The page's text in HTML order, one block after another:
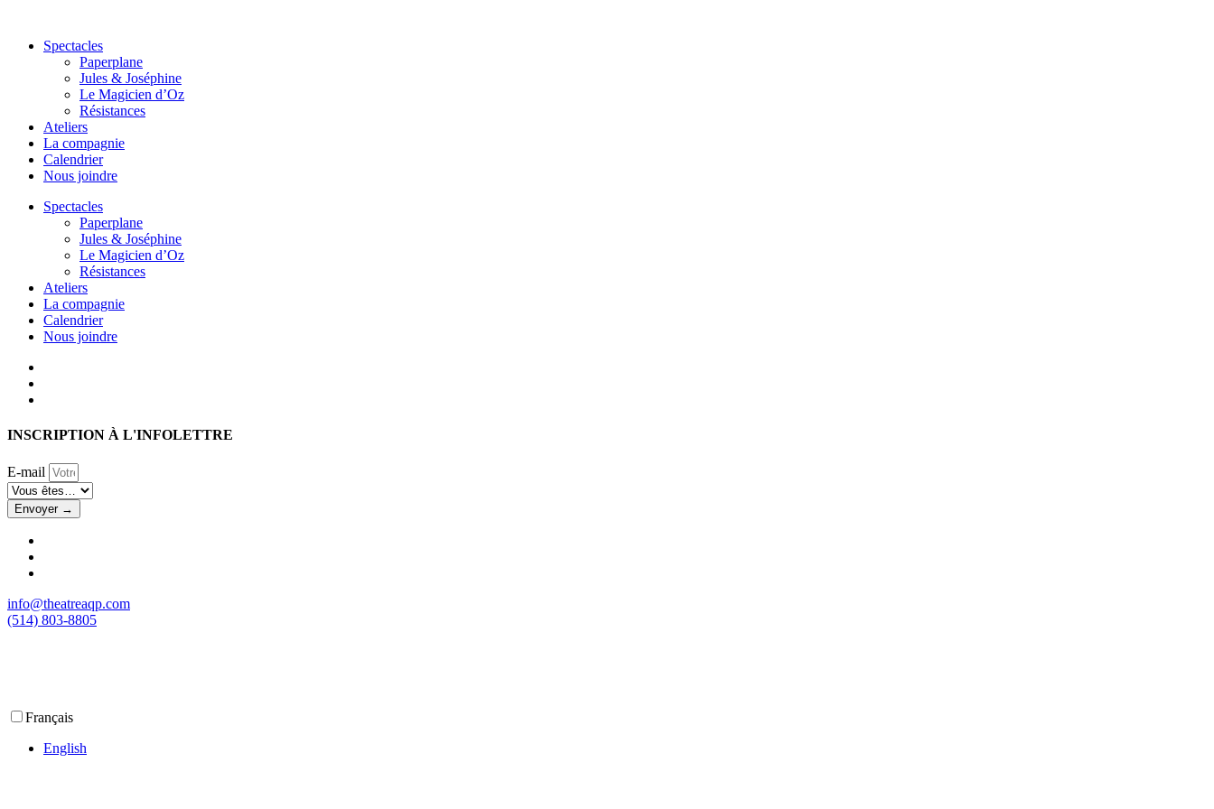
contenuSpectacles
Paperplane
Jules & Joséphine
Le Magicien d’Oz
Résistances
Ateliers
La compagnie
Calendrier
Nous joindre
Spectacles
Paperplane
Jules & Joséphine
Le Magicien d’Oz
Résistances
Ateliers
La compagnie
Calendrier
Nous joindre
INSCRIPTION À L'INFOLETTRE
E-mail
Envoyer →
info@theatreaqp.com
(514) 803-8805
Français
English